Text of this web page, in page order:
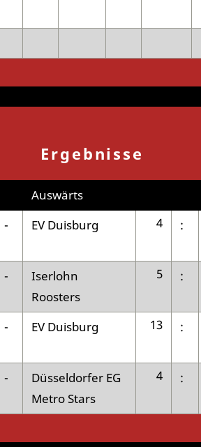
Ergebnisse
Auswärts
- EV Duisburg 4 :
-
Iserlohn
Roosters
5 :
- EV Duisburg 13 :
-
Düsseldorfer EG
Metro Stars
4 :